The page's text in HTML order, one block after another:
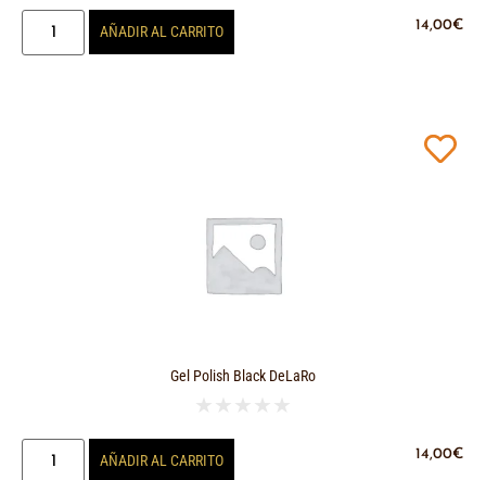
14,00€
AÑADIR AL CARRITO
Gel Polish Black DeLaRo
★ ★ ★ ★ ★
14,00€
AÑADIR AL CARRITO